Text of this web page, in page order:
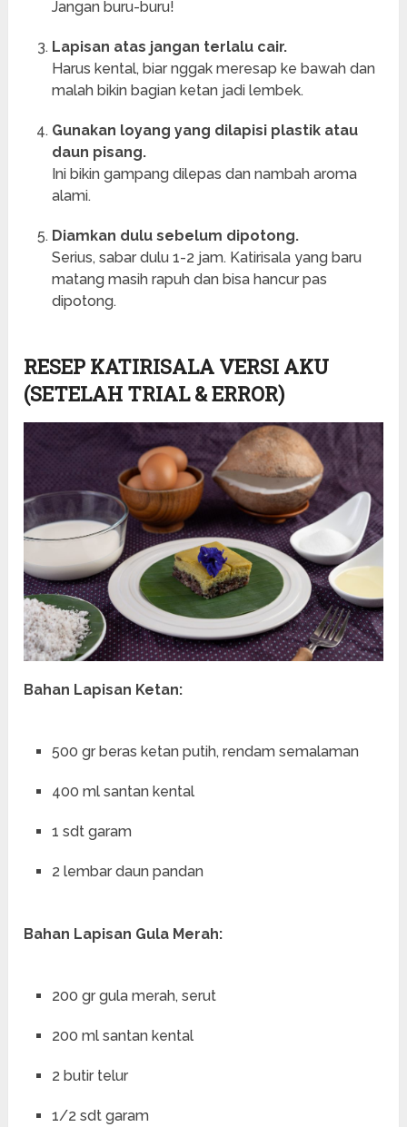
Jangan buru-buru!
Lapisan atas jangan terlalu cair.
Harus kental, biar nggak meresap ke bawah dan
malah bikin bagian ketan jadi lembek.
Gunakan loyang yang dilapisi plastik atau
daun pisang.
Ini bikin gampang dilepas dan nambah aroma
alami.
Diamkan dulu sebelum dipotong.
Serius, sabar dulu 1-2 jam. Katirisala yang baru
matang masih rapuh dan bisa hancur pas
dipotong.
RESEP KATIRISALA VERSI AKU
(SETELAH TRIAL & ERROR)
Bahan Lapisan Ketan:
500 gr beras ketan putih, rendam semalaman
400 ml santan kental
1 sdt garam
2 lembar daun pandan
Bahan Lapisan Gula Merah:
200 gr gula merah, serut
200 ml santan kental
2 butir telur
1/2 sdt garam